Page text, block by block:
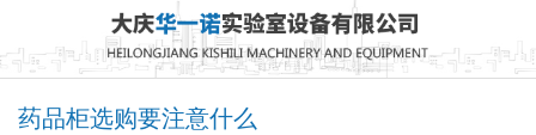
药品柜选购要注意什么